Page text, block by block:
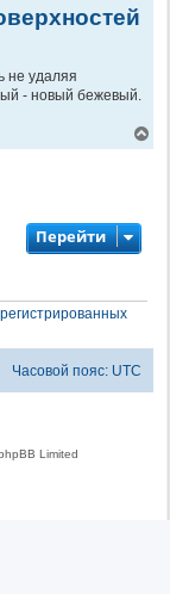
не удаляя
- новый бежевый.
е
а
Перейти
Часовой пояс: UTC
Limited